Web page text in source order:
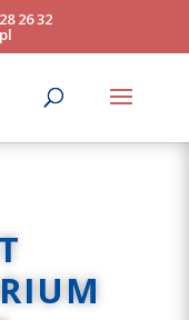
26 32